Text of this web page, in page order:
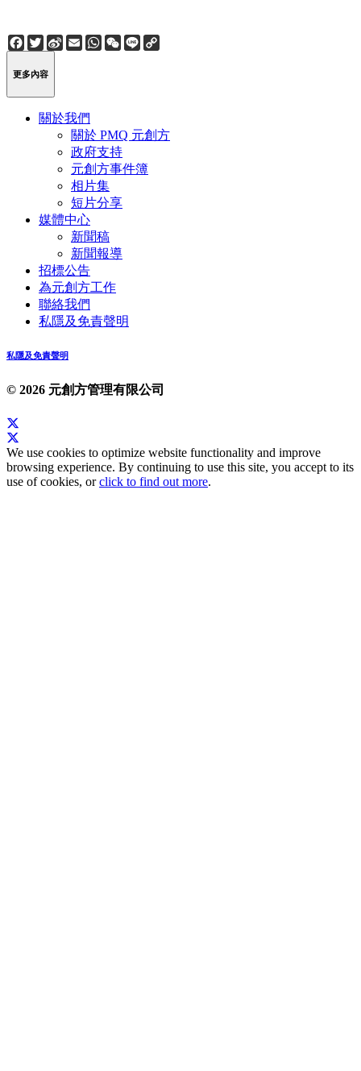
Facebook
Twitter
Sina
Weibo
EmailWhatsApp
WeChat
Line
更多內容
關於我們
關於 PMQ 元創方
政府支持
元創方事件簿
相片集
短片分享
媒體中心
新聞稿
新聞報導
招標公告
為元創方工作
聯絡我們
私隱及免責聲明
私隱及免責聲明
© 2026 元創方管理有限公司
We use cookies to optimize website functionality and improve
browsing experience. By continuing to use this site, you accept to its
use of cookies, orclick to find out more.